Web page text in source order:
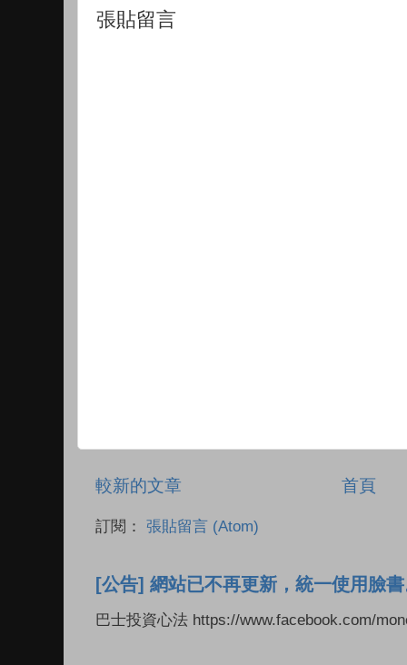
張貼留言
較新的文章 首頁
訂閱： 張貼留言 (Atom)
[公告] 網站已不再更新，統一使用臉
巴士投資心法 https://www.facebook.com/